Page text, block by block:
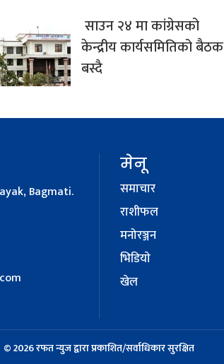
साउन २४ मा कांग्रेसको
केन्द्रीय कार्यसमितिको बैठक
बस्दै
Bagmati.
मेनू
समाचार
राशीफल
मनोरञ्जन
भिडियाे
खेल
© 2026 रफत न्युज द्वारा प्रकाशित/सर्वाधिकार सुरक्षित